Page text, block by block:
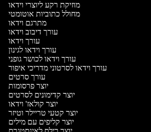
מוזיקת רקע ליוצרי וידאו
מחולל כתוביות אוטומטי
מתרגם וידאו
עורך דיבוב וידאו
עורך וידאו
עורך וידאו לגינון
עורך וידאו לכושר גופני
עורך וידאו לסרטוני מדריכי איפור
עורך סרטים
יוצר פרסומות
יוצר קדימונים לסרטים
יוצר קולאז' וידאו
יוצר קטעי טריילר וטיזר
יוצר קליפים עם מילים